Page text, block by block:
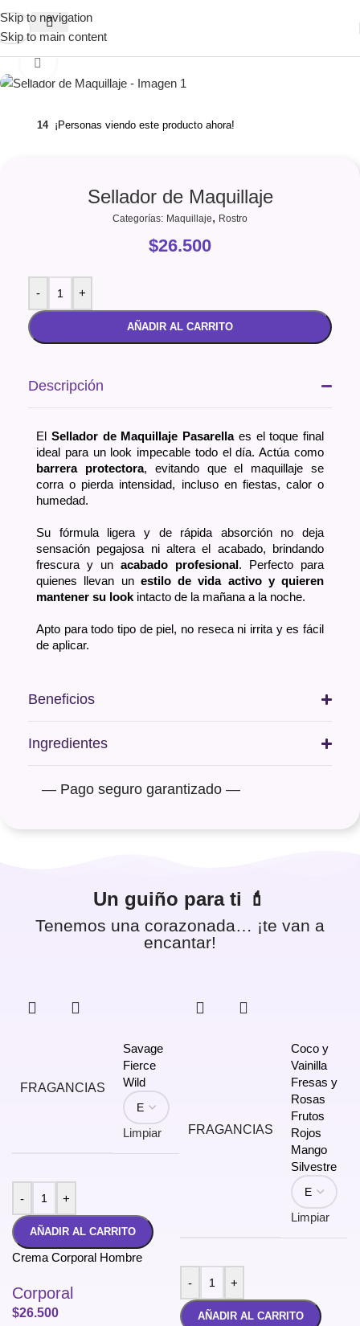
Skip to navigation
Skip to main content
14 ¡Personas viendo este producto ahora!
Sellador de Maquillaje
Categorías: Maquillaje, Rostro
$26.500
- +
AÑADIR AL CARRITO
Descripción
El Sellador de Maquillaje Pasarellaes el toque final
ideal para un look impecable todo el día. Actúa como
barrera protectora, evitando que el maquillaje se
corra o pierda intensidad, incluso en fiestas, calor o
humedad.
Su fórmula ligera y de rápida absorción no deja
sensación pegajosa ni altera el acabado, brindando
frescura y un acabado profesional. Perfecto para
quienes llevan un estilo de vida activo y quieren
mantener su look intacto de la mañana a la noche.
Apto para todo tipo de piel, no reseca ni irrita y es fácil
de aplicar.
Beneficios
Ingredientes
― Pago seguro garantizado ―
Un guiño para ti 💄
Tenemos una corazonada… ¡te van a
encantar!
FRAGANCIAS
Savage
Fierce
Wild
Limpiar
- +
AÑADIR AL CARRITO
Crema Corporal Hombre
Corporal
$26.500
FRAGANCIAS
Coco y
Vainilla
Fresas y
Rosas
Frutos
Rojos
Mango
Silvestre
Limpiar
- +
AÑADIR AL CARRITO